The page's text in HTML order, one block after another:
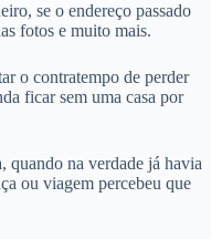
se o endereço passado
fotos e muito mais.
o contratempo de perder
ficar sem uma casa por
quando na verdade já havia
ou viagem percebeu que